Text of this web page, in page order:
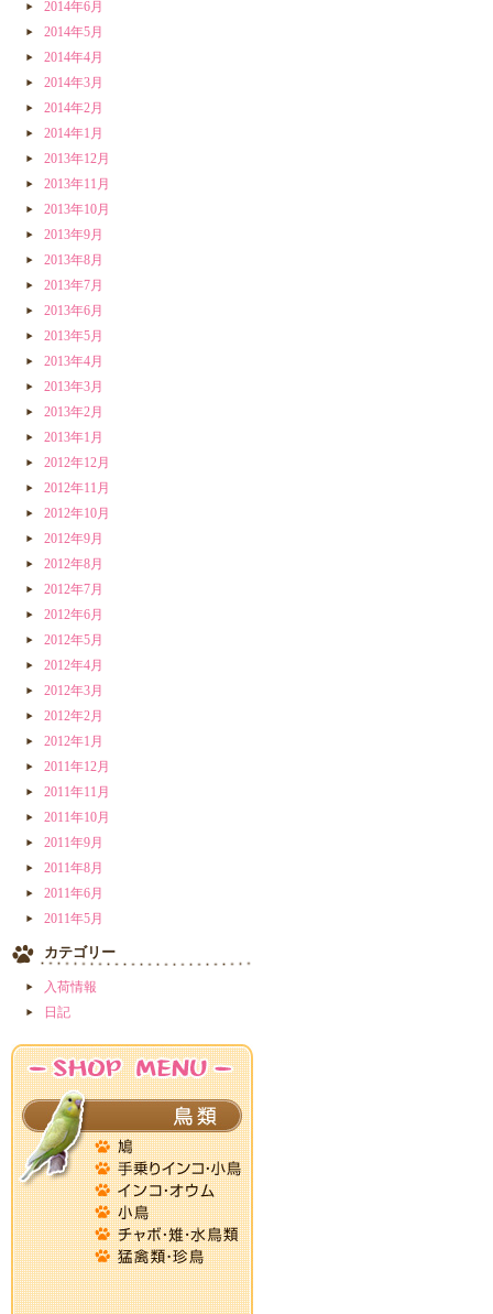
2014年6月
2014年5月
2014年4月
2014年3月
2014年2月
2014年1月
2013年12月
2013年11月
2013年10月
2013年9月
2013年8月
2013年7月
2013年6月
2013年5月
2013年4月
2013年3月
2013年2月
2013年1月
2012年12月
2012年11月
2012年10月
2012年9月
2012年8月
2012年7月
2012年6月
2012年5月
2012年4月
2012年3月
2012年2月
2012年1月
2011年12月
2011年11月
2011年10月
2011年9月
2011年8月
2011年6月
2011年5月
カテゴリー
入荷情報
日記